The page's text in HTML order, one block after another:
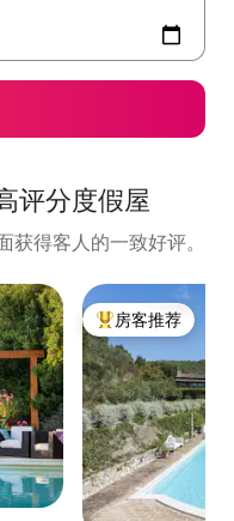
评分度假屋
得客人的一致好评。
热门「房客推荐」
房客推荐